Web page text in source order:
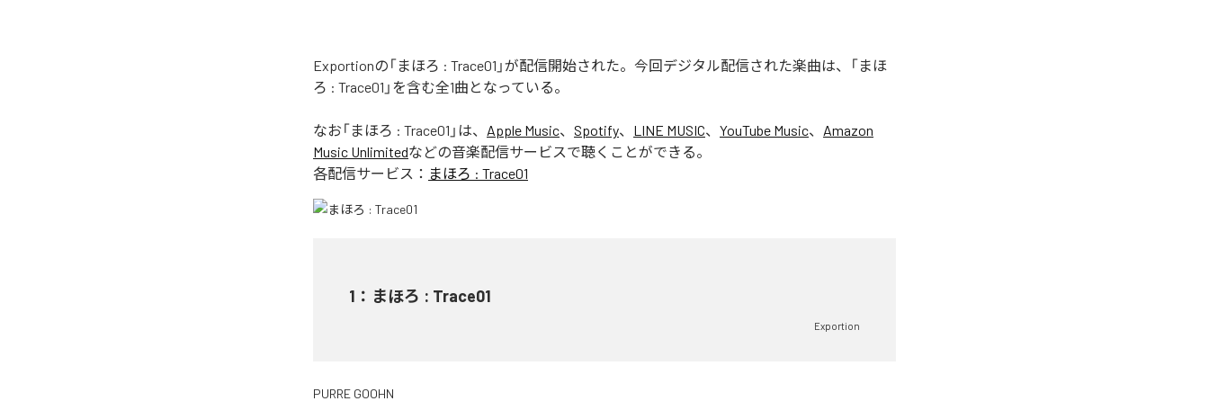
Exportionの「まほろ : Trace01」が配信開始された。今回デジタル配信された楽曲は、「まほ
ろ : Trace01」を含む全1曲となっている。
なお「まほろ : Trace01 」は、 Apple Music、 Spotify、 LINE MUSIC、 YouTube Music、 Amazon
Music Unlimitedなどの音楽配信サービスで聴くことができる。
各配信サービス： まほろ : Trace01
1 ： まほろ : Trace01
Exportion
PURRE GOOHN